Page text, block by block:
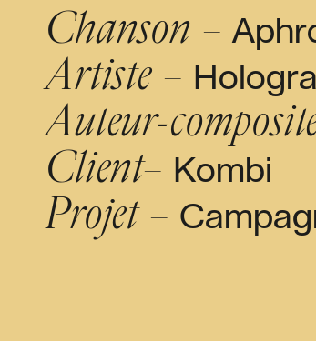
Chanson –
Artiste –
Auteur-
Client– Kombi
Projet –